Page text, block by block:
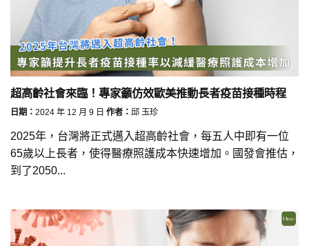
超高齡社會來臨！專家籲仿效歐美推動長者疫苗接種時程
日期： 2024 年 12 月 9 日 作者： 邱 玉珍
2025年，台灣將正式邁入超高齡社會，每五人中即有一位
65歲以上長者，使得醫療照護成本快速增加。國發會推估，
到了2050...